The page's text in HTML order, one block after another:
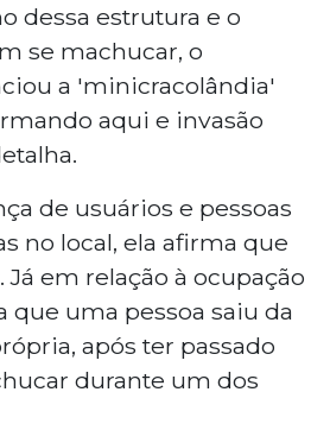
dessa estrutura e o
se machucar, o
a 'minicracolândia'
aqui e invasão
de usuários e pessoas
no local, ela afirma que
Já em relação à ocupação
que uma pessoa saiu da
após ter passado
durante um dos